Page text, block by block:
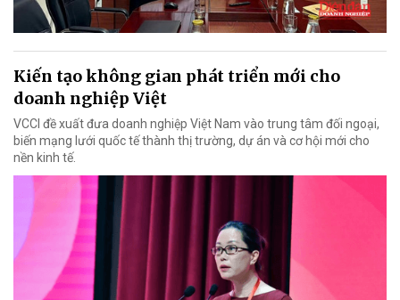
Kiến tạo không gian phát triển mới cho
doanh nghiệp Việt
VCCI đề xuất đưa doanh nghiệp Việt Nam vào trung tâm đối ngoại,
biến mạng lưới quốc tế thành thị trường, dự án và cơ hội mới cho
nền kinh tế.